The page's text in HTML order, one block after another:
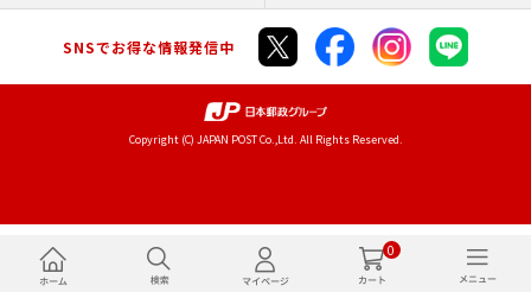
0
SNSでお得な情報発信中
Copyright (C) JAPAN POST Co.,Ltd. All Rights Reserved.